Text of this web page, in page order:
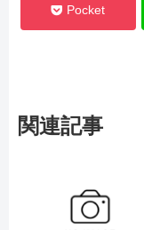
Pocket
関連記事